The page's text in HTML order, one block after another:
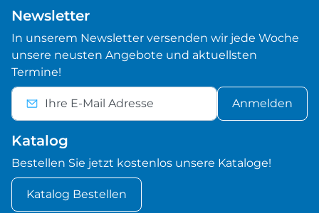
Newsletter
In unserem Newsletter versenden wir jede Woche
unsere neusten Angebote und aktuellsten
Termine!
Anmelden
Katalog
Bestellen Sie jetzt kostenlos unsere Kataloge!
Katalog Bestellen